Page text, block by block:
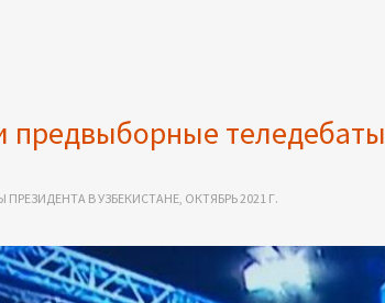
предвыборные теледебаты
ПРЕЗИДЕНТА В УЗБЕКИСТАНЕ, ОКТЯБРЬ 2021 Г.